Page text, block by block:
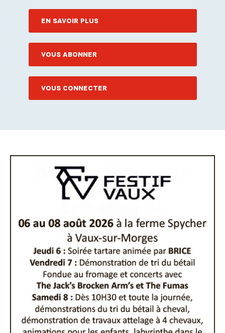
EN SAVOIR PLUS
VOUS ABONNER
VOUS CONNECTER